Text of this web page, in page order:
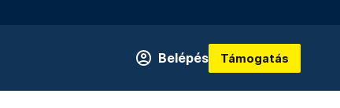
Belépés Támogatás